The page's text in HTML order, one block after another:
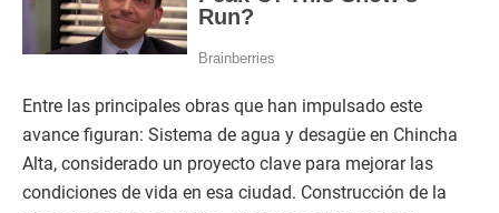
Entre las principales obras que han impulsado este
avance figuran: Sistema de agua y desagüe en Chincha
Alta, considerado un proyecto clave para mejorar las
condiciones de vida en esa ciudad. Construcción de la